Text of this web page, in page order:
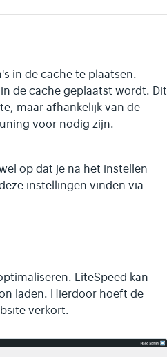
in de cache te plaatsen.
de cache geplaatst wordt. Dit
maar afhankelijk van de
voor nodig zijn.
op dat je na het instellen
instellingen vinden via
LiteSpeed kan
laden. Hierdoor hoeft de
verkort.